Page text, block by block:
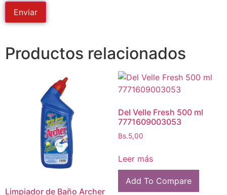
Productos relacionados
Limpiador de Baño Archer
Del Velle Fresh 500 ml
7771609003053
Bs.5,00
Leer más
Add To Compare